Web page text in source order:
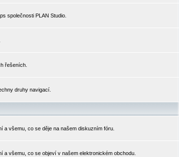
společnosti PLAN Studio.
řešeních.
druhy navigací.
a všemu, co se děje na našem diskuzním fóru.
a všemu, co se objeví v našem elektronickém obchodu.